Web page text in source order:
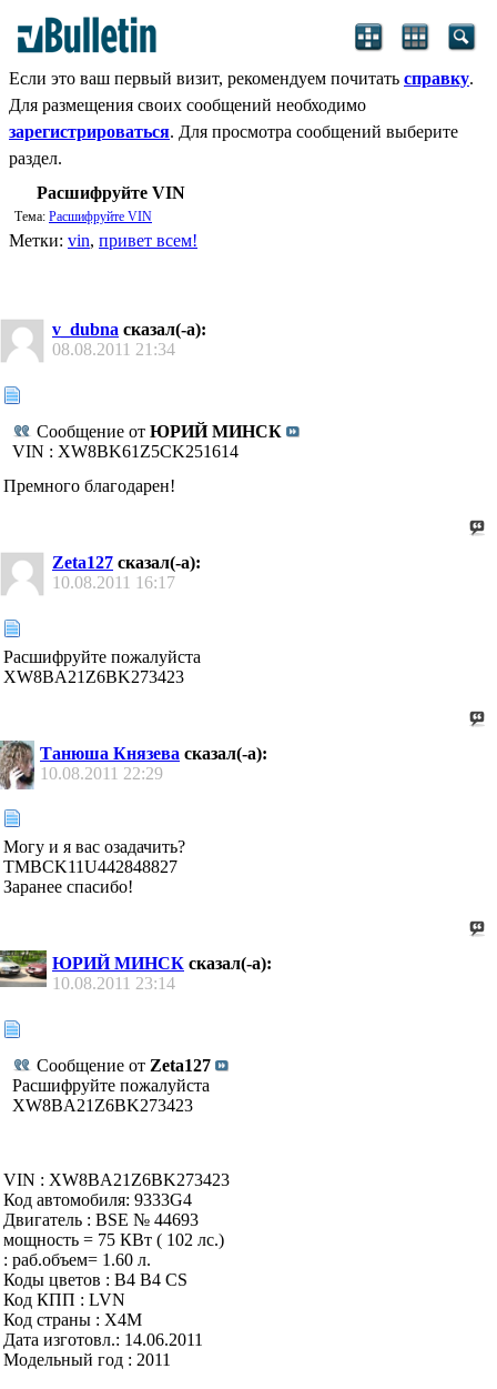
Если это ваш первый визит, рекомендуем почитать справку.
Для размещения своих сообщений необходимо
зарегистрироваться. Для просмотра сообщений выберите
раздел.
Расшифруйте VIN
Тема: Расшифруйте VIN
Метки: vin, привет всем!
v_dubna сказал(-а):
08.08.2011 21:34
Сообщение от ЮРИЙ МИНСК
VIN : XW8BK61Z5CK251614
Премного благодарен!
Zeta127 сказал(-а):
10.08.2011 16:17
Расшифруйте пожалуйста
XW8BA21Z6BK273423
Танюша Князева сказал(-а):
10.08.2011 22:29
Могу и я вас озадачить?
TMBCK11U442848827
Заранее спасибо!
ЮРИЙ МИНСК сказал(-а):
10.08.2011 23:14
Сообщение от Zeta127
Расшифруйте пожалуйста
XW8BA21Z6BK273423
VIN : XW8BA21Z6BK273423
Код автомобиля: 9333G4
Двигатель : BSE № 44693
мощность = 75 КВт ( 102 лс.)
: раб.объем= 1.60 л.
Коды цветов : B4 B4 CS
Код КПП : LVN
Код страны : X4M
Дата изготовл.: 14.06.2011
Модельный год : 2011